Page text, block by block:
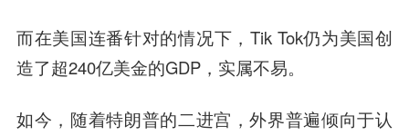
而在美国连番针对的情况下，Tik Tok仍为美国创
造了超240亿美金的GDP，实属不易。
如今，随着特朗普的二进宫，外界普遍倾向于认